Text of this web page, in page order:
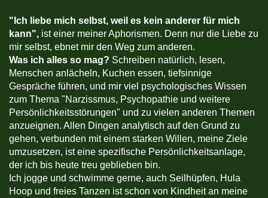
" Ich liebe mich selbst, weil es kein anderer für mich
kann", ist einer meiner Aphorismen. Denn nur die Liebe zu
mir selbst, ebnet mir den Weg zum anderen.
Was ich alles so mag? Schreiben natürlich, lesen,
Menschen anlächeln, Kuchen essen, tiefsinnige
Gespräche führen, und mir viel psychologisches Wissen
zum Thema "Narzissmus, Psychopathie und weitere
Persönlichkeitsstörungen" und zu vielen anderen Themen
anzueignen. Allen Dingen analytisch auf den Grund zu
gehen, verbunden mit einem starken Willen, meine Ziele
umzusetzen, ist eine spezifische Persönlichkeitsanlage,
der ich bis heute treu geblieben bin.
Ich jogge und schwimme gerne, auch Seilhüpfen, Hula
Hoop und freies Tanzen ist schon von Kindheit an meine